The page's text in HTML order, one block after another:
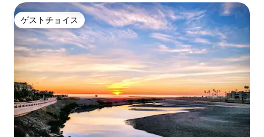
ゲストチョイス
ゲストチョイス